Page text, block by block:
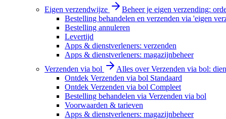
Eigen verzendwijze
Beheer je eigen verzending:
Bestelling behandelen en verzenden via 'eigen
Bestelling annuleren
Levertijd
Apps & dienstverleners: verzenden
Apps & dienstverleners: magazijnbeheer
Verzenden via bol
Alles over Verzenden via bol:
Ontdek Verzenden via bol Standaard
Ontdek Verzenden via bol Compleet
Bestelling behandelen via Verzenden via bol
Voorwaarden & tarieven
Apps & dienstverleners: magazijnbeheer